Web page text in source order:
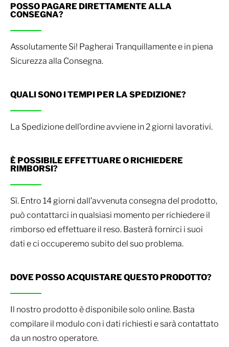
POSSO PAGARE DIRETTAMENTE ALLA
CONSEGNA?
Assolutamente Si! Pagherai Tranquillamente e in piena
Sicurezza alla Consegna.
QUALI SONO I TEMPI PER LA SPEDIZIONE?
La Spedizione dell’ordine avviene in 2 giorni lavorativi.
È POSSIBILE EFFETTUARE O RICHIEDERE
RIMBORSI?
Sì. Entro 14 giorni dall’avvenuta consegna del prodotto,
può contattarci in qualsiasi momento per richiedere il
rimborso ed effettuare il reso. Basterà fornirci i suoi
dati e ci occuperemo subito del suo problema.
DOVE POSSO ACQUISTARE QUESTO PRODOTTO?
Il nostro prodotto è disponibile solo online. Basta
compilare il modulo con i dati richiesti e sarà contattato
da un nostro operatore.